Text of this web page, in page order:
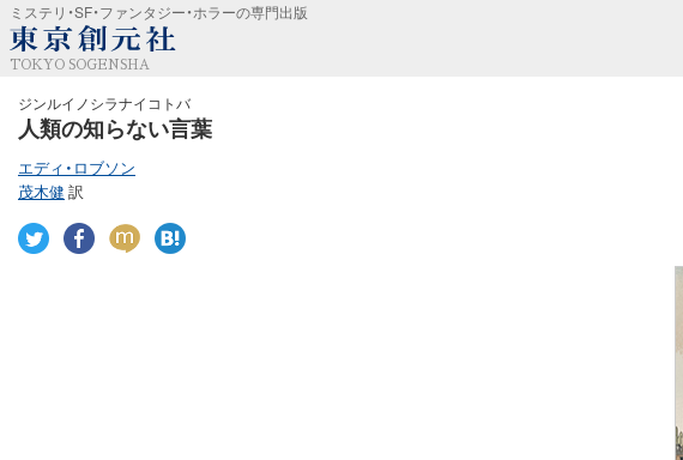
ミステリ・SF・ファンタジー・ホラーの専門出版
TOKYO SOGENSHA
ジンルイノシラナイコトバ
人類の知らない言葉
エディ・ロブソン
茂木健 訳